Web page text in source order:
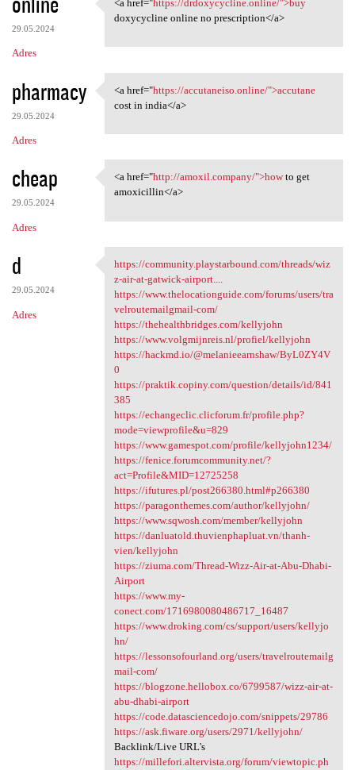
29.05.2024
Adres
<a href="https:/
<a href="https://drdoxycycline.online/">buy
doxycycline online no prescription</a>
pharmacy
29.05.2024
Adres
<a href="https://accutaneiso
<a href="https://accutaneiso.online/">accutane
cost in india</a>
cheap
29.05.2024
Adres
<a href="http://amoxil
<a href="http://amoxil.company/">howto get
amoxicillin</a>
d
29.05.2024
Adres
https://community
https://community.playstarbound.com/threads/wiz
z-air-at-gatwick-airport....
https://www.thelocationguide.com/forums/users/tra
velroutemailgmail-com/
https://thehealthbridges.com/kellyjohn
https://www.volgmijnreis.nl/profiel/kellyjohn
https://hackmd.io/@melanieearnshaw/ByL0ZY4V
0
https://praktik.copiny.com/question/details/id/841
385
https://echangeclic.clicforum.fr/profile.php?
mode=viewprofile&u=829
https://www.gamespot.com/profile/kellyjohn1234/
https://fenice.forumcommunity.net/?
act=Profile&MID=12725258
https://ifutures.pl/post266380.html#p266380
https://paragonthemes.com/author/kellyjohn/
https://www.sqwosh.com/member/kellyjohn
https://danluatold.thuvienphapluat.vn/thanh-
vien/kellyjohn
https://ziuma.com/Thread-Wizz-Air-at-Abu-Dhabi-
Airport
https://www.my-
conect.com/1716980080486717_16487
https://www.droking.com/cs/support/users/kellyjo
hn/
https://lessonsofourland.org/users/travelroutemailg
mail-com/
https://blogzone.hellobox.co/6799587/wizz-air-at-
abu-dhabi-airport
https://code.datasciencedojo.com/snippets/29786
https://ask.fiware.org/users/2971/kellyjohn/
Backlink/Live URL's
https://millefori.altervista.org/forum/viewtopic.ph